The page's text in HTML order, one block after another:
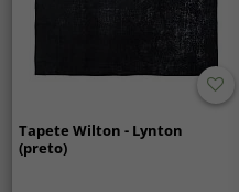
Tapete Wilton - Lynton
(preto)